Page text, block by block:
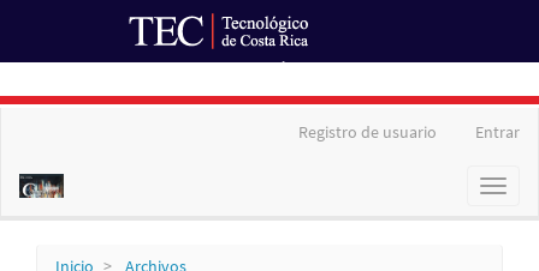
principal
Registro de usuario Entrar
Toggle
Inicio
Archivos